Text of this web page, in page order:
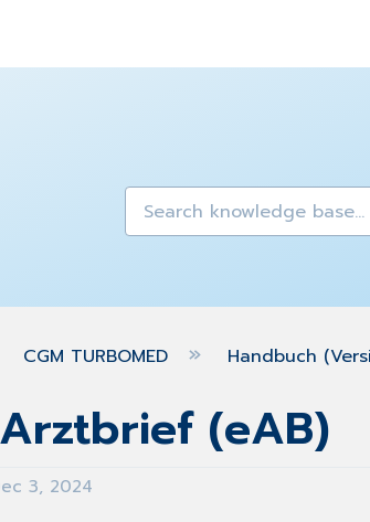
collapse global hierarchy
CGM TURBOMED Handbuch
(eAB)
3, 2024